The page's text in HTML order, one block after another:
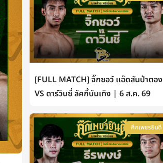
[FULL MATCH] จิ๊กซอว์ แอ๊ดสันป่าตอง
VS ดาร์วินซี่ ลัคกี้บันเทิง | 6 ส.ค. 69
ศึกเพชรยินดี